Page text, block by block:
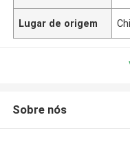
Lugar de origem
Sobre nós